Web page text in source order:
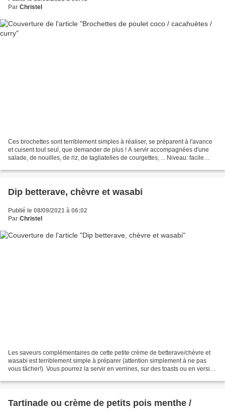
Par Christel
Ces brochettes sont terriblement simples à réaliser, se préparent à l'avance
et cuisent tout seul, que demander de plus ! A servir accompagnées d'une
salade, de nouilles, de riz, de tagliatelles de courgettes, ... Niveau: facile
Dip betterave, chèvre et wasabi
Publié le 08/09/2021 à 06:02
Par Christel
Les saveurs complémentaires de cette petite crème de betterave/chèvre et
wasabi est terriblement simple à préparer (attention simplement à ne pas
vous tâcher!). Vous pourrez la servir en verrines, sur des toasts ou en version
Tartinade ou crème de petits pois menthe /